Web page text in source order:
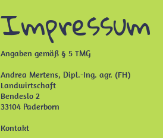
Angaben gemäß § 5 TMG
Andrea Mertens, Dipl.-Ing. agr. (FH)
Landwirtschaft
Bendeslo 2
33104 Paderborn
Kontakt
Impressum